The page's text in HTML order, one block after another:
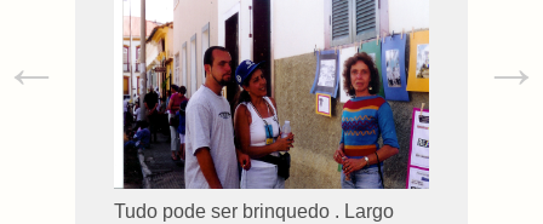
Tudo pode ser brinquedo . Largo
← →